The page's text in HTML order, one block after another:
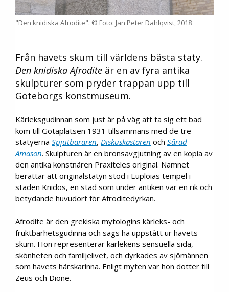
"Den knidiska Afrodite". © Foto: Jan Peter Dahlqvist, 2018
Från havets skum till världens bästa staty.
Den knidiska Afrodite är en av fyra antika
skulpturer som pryder trappan upp till
Göteborgs konstmuseum.
Kärleksgudinnan som just är på väg att ta sig ett bad
kom till Götaplatsen 1931 tillsammans med de tre
statyerna Spjutbäraren, Diskuskastaren och Sårad
Amason. Skulpturen är en bronsavgjutning av en kopia av
den antika konstnären Praxiteles original. Namnet
berättar att originalstatyn stod i Euploias tempel i
staden Knidos, en stad som under antiken var en rik och
betydande huvudort för Afroditedyrkan.
Afrodite är den grekiska mytologins kärleks- och
fruktbarhetsgudinna och sägs ha uppstått ur havets
skum. Hon representerar kärlekens sensuella sida,
skönheten och familjelivet, och dyrkades av sjömännen
som havets härskarinna. Enligt myten var hon dotter till
Zeus och Dione.